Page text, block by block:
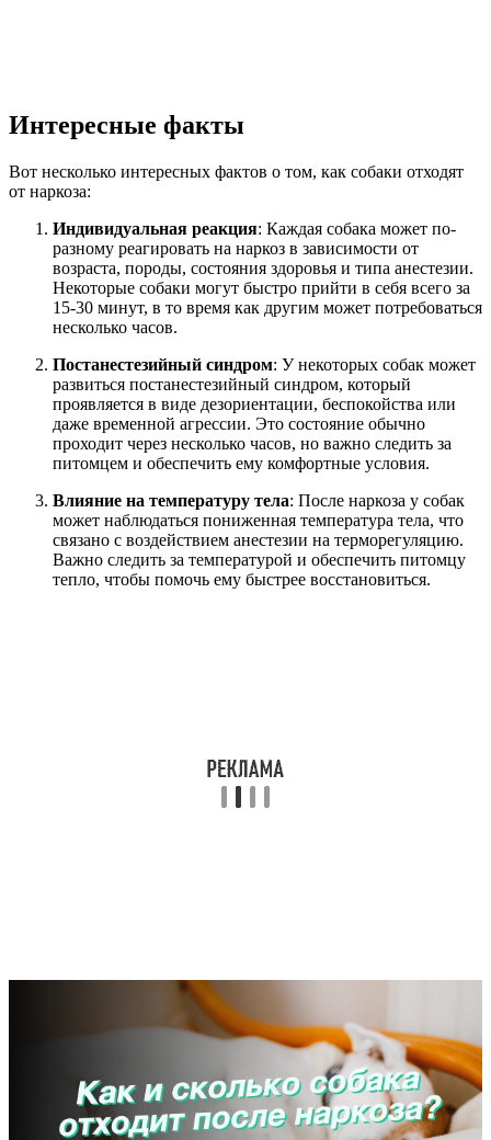
Интересные факты
Вот несколько интересных фактов о том, как собаки отходят
от наркоза:
Индивидуальная реакция: Каждая собака может по-
разному реагировать на наркоз в зависимости от
возраста, породы, состояния здоровья и типа анестезии.
Некоторые собаки могут быстро прийти в себя всего за
15-30 минут, в то время как другим может потребоваться
несколько часов.
Постанестезийный синдром: У некоторых собак может
развиться постанестезийный синдром, который
проявляется в виде дезориентации, беспокойства или
даже временной агрессии. Это состояние обычно
проходит через несколько часов, но важно следить за
питомцем и обеспечить ему комфортные условия.
Влияние на температуру тела: После наркоза у собак
может наблюдаться пониженная температура тела, что
связано с воздействием анестезии на терморегуляцию.
Важно следить за температурой и обеспечить питомцу
тепло, чтобы помочь ему быстрее восстановиться.